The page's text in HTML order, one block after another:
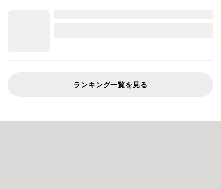
ランキング一覧を見る